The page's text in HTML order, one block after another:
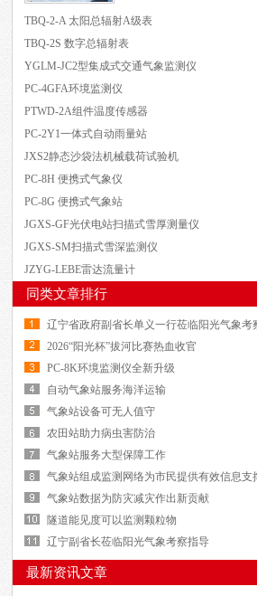
TBQ-2-A 太阳总辐射A级表
TBQ-2S 数字总辐射表
YGLM-JC2型集成式交通气象监测仪
PC-4GFA环境监测仪
PTWD-2A组件温度传感器
PC-2Y1一体式自动雨量站
JXS2静态沙袋法机械载荷试验机
PC-8H 便携式气象仪
PC-8G 便携式气象站
JGXS-GF光伏电站扫描式雪厚测量仪
JGXS-SM扫描式雪深监测仪
JZYG-LEBE雷达流量计
同类文章排行
辽宁省政府副省长单义一行莅临阳光气象考
2026“阳光杯”拔河比赛热血收官
PC-8K环境监测仪全新升级
自动气象站服务海洋运输
气象站设备可无人值守
农田站助力病虫害防治
气象站服务大型保障工作
气象站组成监测网络为市民提供有效信息支
气象站数据为防灾减灾作出新贡献
隧道能见度可以监测颗粒物
辽宁副省长莅临阳光气象考察指导
最新资讯文章